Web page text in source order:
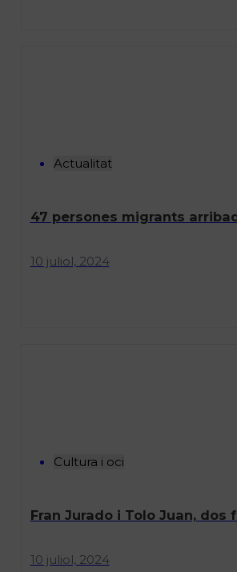
Actualitat
47 persones migrants
10 juliol, 2024
Cultura i oci
Fran Jurado i Tolo Juan,
10 juliol, 2024